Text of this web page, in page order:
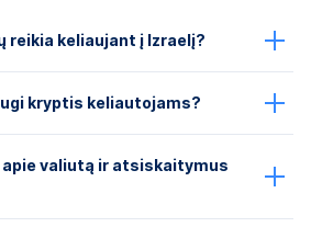
reikia keliaujant į Izraelį?
kryptis keliautojams?
valiutą ir atsiskaitymus